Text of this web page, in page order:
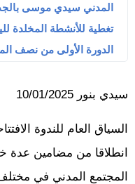
المدني سيدي موسى
تغطية للأنشطة المخلدة
الدورة الأولى من نصف
سيدي بنور 10/01/2025
السياق العام للندوة
انطلاقا من مضامين عدة
المجتمع المدني في